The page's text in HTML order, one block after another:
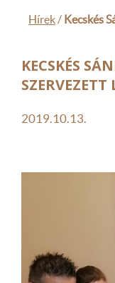
Hírek/ Kecskés
KECSKÉS
SZERVEZETT
2019.10.13.